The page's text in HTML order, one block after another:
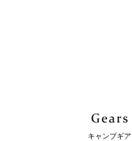
キャンプギア